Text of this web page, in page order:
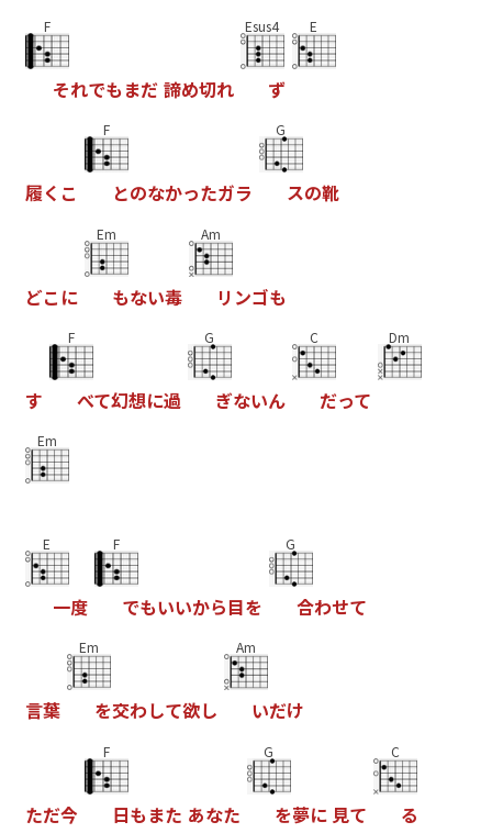
F
それでもまだ 諦め切れ
Esus4
ず
E
履く こ
F
とのなかったガラ
G
スの靴
どこ に
Em
もない毒
Am
リ ンゴも
す
F
べて幻想に過
G
ぎないん
C
だって
Dm
Em
E
一度
F
でもいいから目を
G
合わせて
言葉
Em
を交わして欲し
Am
いだけ
ただ今
F
日もまた あなた
G
を夢に 見て
C
る